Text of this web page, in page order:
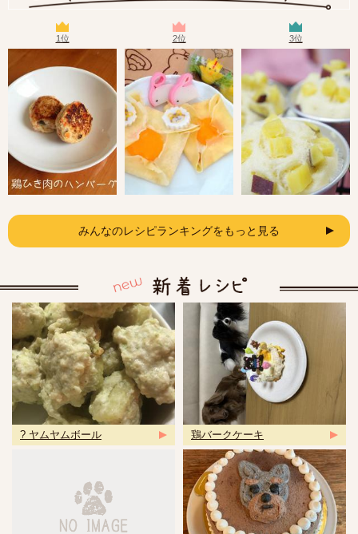
1位 2位 3位
みんなのレシピランキングをもっと見る
? ヤムヤムボール 鶏バークケーキ